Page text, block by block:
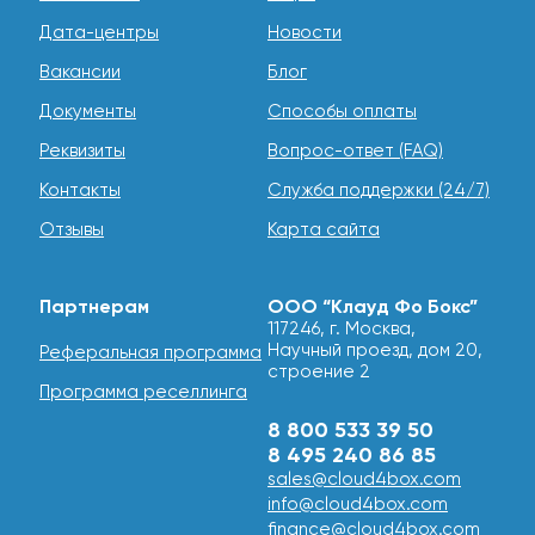
Преимущества сервера от Cloud4box
Выбирая VPS для Node.js, вы получаете мощную и
требования современных веб-приложений. Мы
предлагаем продуманные решения, способствующие
оптимальному развертыванию и стабильной
поддержке проекта.
оптимизированные серверы с SSD или NVMW
под ваш проект;
поддержка автоконфигурации, быстрая установка
Node.js;
полная поддержка Nginx, MongoDB, MySQL,
PostgreSQL;
современные системы безопасности и
Благодаря разнообразным тарифным планам, каждый
разработчик сможет подобрать оптимальный вариант
Дата-центры
Вакансии
Документы
Реквизиты
Контакты
Отзывы
Новости
Блог
Способы оплаты
Вопрос-ответ (FAQ)
Служба поддержки (24/7)
Карта сайта
Партнерам
Реферальная программа
Программа реселлинга
ООО “Клауд Фо Бокс”
117246, г. Москва,
Научный проезд, дом 20,
строение 2
8 800 533 39 50
8 495 240 86 85
sales@cloud4box.com
info@cloud4box.com
finance@cloud4box.com